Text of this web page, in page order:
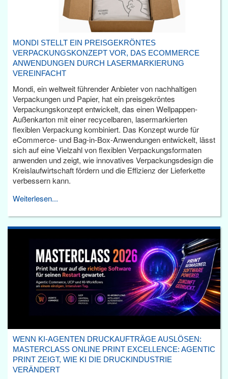
MONDI STELLT EIN PREISGEKRÖNTES
VERPACKUNGSKONZEPT VOR, DAS ECOMMERCE
ANWENDUNGEN DURCH LASERMARKIERUNG
VEREINFACHT
Mondi, ein weltweit führender Anbieter von nachhaltigen
Verpackungen und Papier, hat ein preisgekröntes
Verpackungskonzept entwickelt, das einen Wellpappen-
Außenkarton mit einer recycelbaren, lasermarkierten
flexiblen Verpackung kombiniert. Das Konzept wurde für
eCommerce- und Bag-in-Box-Anwendungen entwickelt, lässt
sich auf eine Vielzahl von flexiblen Verpackungsformaten
anwenden und zeigt, wie innovatives Verpackungsdesign die
Kreislaufwirtschaft fördern und die Effizienz der Lieferkette
verbessern kann.
Weiterlesen...
WENN KI-AGENTEN DRUCKAUFTRÄGE AUSLÖSEN:
MASTERCLASS ONLINE PRINT EXCELLENCE: AGENTIC
PRINT ZEIGT, WIE KI DIE DRUCKINDUSTRIE
VERÄNDERT